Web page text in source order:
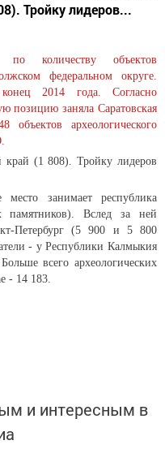
Тройку лидеров...
по количеству объектов
федеральном округе.
2014 года. Согласно
заняла Саратовская
объектов археологического
край (1 808). Тройку лидеров
место занимает республика
памятников). Вслед за ней
Петербург (5 900 и 5 800
- у Республики Калмыкия
всего археологических
- 14 183.
и интересным в